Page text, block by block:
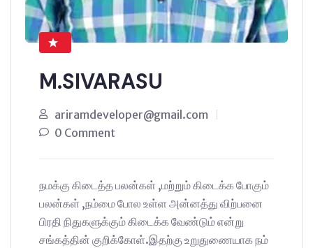
M.SIVARASU
ariramdeveloper@gmail.com
0 Comment
நமக்கு கிடைத்த பலன்கள் ,மற்றும் கிடைக்க போகும்
பலன்கள் ,நம்மை போல உள்ள அன்னத்து விற்பனை
பிரதி நிதுகளுக்கும் கிடைக்க வேண்டும் என்று
சங்கத்தின் குறிக்கோள்.இதற்கு உறுதுணையாக நம்